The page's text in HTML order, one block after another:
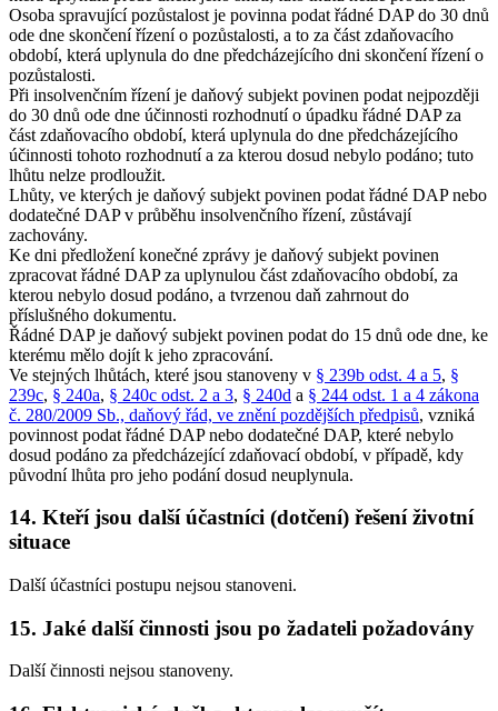
Osoba spravující pozůstalost je povinna podat řádné DAP do 30 dnů
ode dne skončení řízení o pozůstalosti, a to za část zdaňovacího
období, která uplynula do dne předcházejícího dni skončení řízení o
pozůstalosti.
Při insolvenčním řízení je daňový subjekt povinen podat nejpozději
do 30 dnů ode dne účinnosti rozhodnutí o úpadku řádné DAP za
část zdaňovacího období, která uplynula do dne předcházejícího
účinnosti tohoto rozhodnutí a za kterou dosud nebylo podáno; tuto
lhůtu nelze prodloužit.
Lhůty, ve kterých je daňový subjekt povinen podat řádné DAP nebo
dodatečné DAP v průběhu insolvenčního řízení, zůstávají
zachovány.
Ke dni předložení konečné zprávy je daňový subjekt povinen
zpracovat řádné DAP za uplynulou část zdaňovacího období, za
kterou nebylo dosud podáno, a tvrzenou daň zahrnout do
příslušného dokumentu.
Řádné DAP je daňový subjekt povinen podat do 15 dnů ode dne, ke
kterému mělo dojít k jeho zpracování.
Ve stejných lhůtách, které jsou stanoveny v § 239b odst. 4 a 5, §
239c, § 240a, § 240c odst. 2 a 3, § 240d a § 244 odst. 1 a 4 zákona
č. 280/2009 Sb., daňový řád, ve znění pozdějších předpisů, vzniká
povinnost podat řádné DAP nebo dodatečné DAP, které nebylo
dosud podáno za předcházející zdaňovací období, v případě, kdy
původní lhůta pro jeho podání dosud neuplynula.
14. Kteří jsou další účastníci (dotčení) řešení životní
situace
Další účastníci postupu nejsou stanoveni.
15. Jaké další činnosti jsou po žadateli požadovány
Další činnosti nejsou stanoveny.